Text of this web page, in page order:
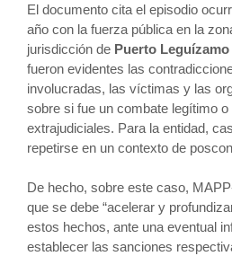
El documento cita el episodio
año con la fuerza pública en la
jurisdicción de Puerto
fueron evidentes las
involucradas, las víctimas y las
sobre si fue un combate legítimo
extrajudiciales. Para la entidad,
repetirse en un contexto de
De hecho, sobre este caso,
que se debe “acelerar y
estos hechos, ante una eventual
establecer las sanciones